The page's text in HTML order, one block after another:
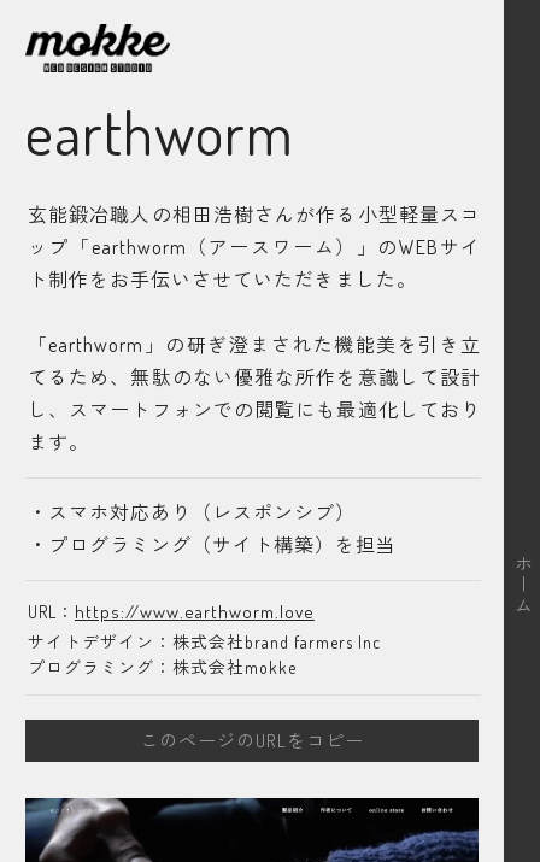
ホーム
earthworm
玄能鍛冶職人の相田浩樹さんが作る小型軽量スコ
ップ「earthworm（アースワーム）」のWEBサイ
ト制作をお手伝いさせていただきました。
「earthworm」の研ぎ澄まされた機能美を引き立
てるため、無駄のない優雅な所作を意識して設計
し、スマートフォンでの閲覧にも最適化しており
ます。
・スマホ対応あり（レスポンシブ）
・プログラミング（サイト構築）を担当
URL： https://www.earthworm.love
サイトデザイン：株式会社brand farmers Inc
プログラミング：株式会社mokke
このページのURLをコピー